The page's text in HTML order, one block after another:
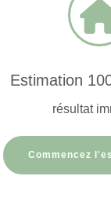
Estimation
résultat
Commencez